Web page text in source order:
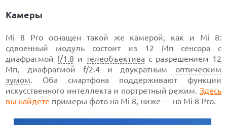
Камеры
Mi 8 Pro оснащен такой же камерой, как и Mi 8:
сдвоенный модуль состоит из 12 Мп сенсора с
диафрагмой f/1.8 ителеобъектива с разрешением 12
Мп, диафрагмой f/2.4 и двукратным оптическим
зумом. Оба смартфона поддерживают функции
искусственного интеллекта и портретный режим. Здесь
вы найдете примеры фото на Mi 8, ниже — на Mi 8 Pro.